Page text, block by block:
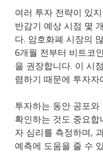
여러 투자 전략이 있
반감기 예상 시점 몇
다. 암호화폐 시장의
6개월 전부터 비트코
을 권장합니다. 이 시
렴하기 때문에 투자
투자하는 동안 공포
확인하는 것도 중요
자 심리를 측정하며,
예측에 도움을 줄 수